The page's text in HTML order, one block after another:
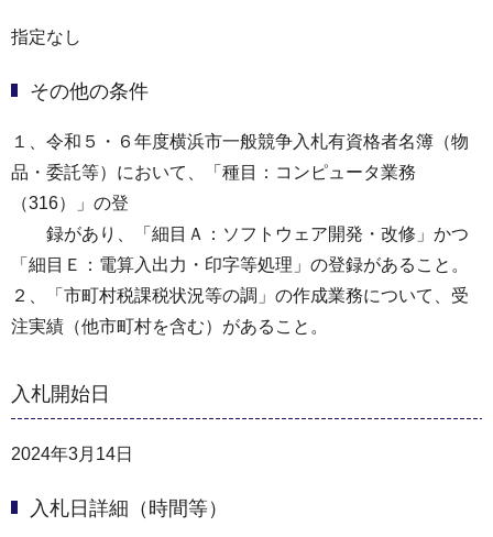
指定なし
その他の条件
１、令和５・６年度横浜市一般競争入札有資格者名簿（物
品・委託等）において、「種目：コンピュータ業務
（316）」の登
録があり、「細目Ａ：ソフトウェア開発・改修」かつ
「細目Ｅ：電算入出力・印字等処理」の登録があること。
２、「市町村税課税状況等の調」の作成業務について、受
注実績（他市町村を含む）があること。
入札開始日
2024年3月14日
入札日詳細（時間等）